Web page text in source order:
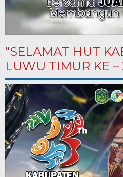
“SELAMAT HUT
LUWU TIMUR KE –